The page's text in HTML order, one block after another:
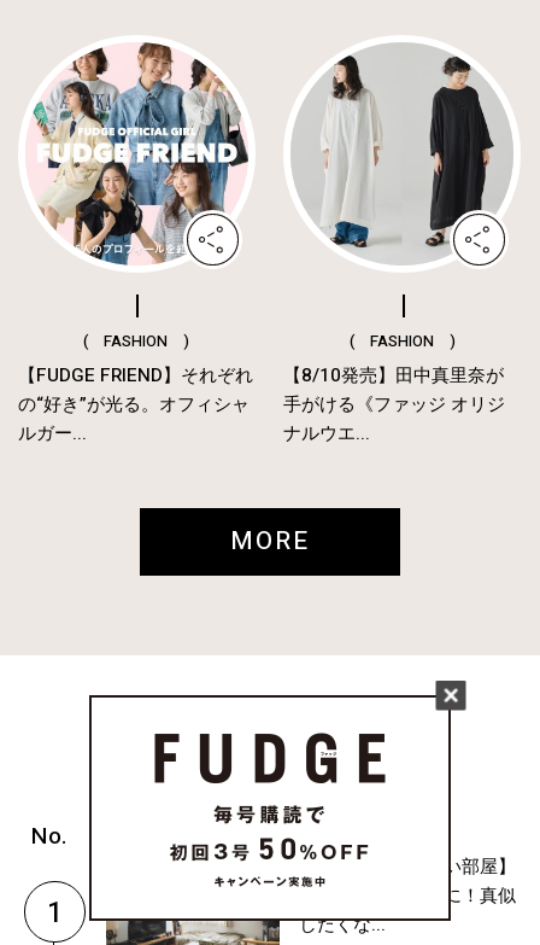
( FASHION )
【FUDGE FRIEND】それぞれ
の“好き”が光る。オフィシャ
ルガー...
( FASHION )
【8/10発売】田中真里奈が
手がける《ファッジ オリジ
ナルウエ...
MORE
RANKING
1
【１人暮らしの狭い部屋】
おうち時間を快適に！真似
したくな...